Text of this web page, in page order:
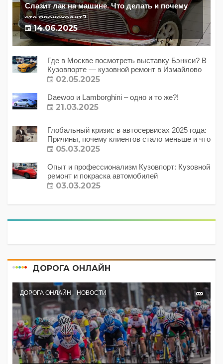
Слазит лак на машине. Что делать и почему
это происходит?
14.06.2025
Где в Москве посмотреть выставку Бэнкси? В
Кузовпорте — кузовной ремонт в Измайлово
02.05.2025
Daewoo и Lamborghini – одно и то же?!
21.03.2025
Глобальный кризис в автосервисах 2025 года:
Причины, почему клиентов стало меньше и что
с этим делать?
05.03.2025
Опыт и профессионализм Кузовпорт: Кузовной
ремонт и покраска автомобилей
03.03.2025
ДОРОГА ОНЛАЙН
ДОРОГА ОНЛАЙН НОВОСТИ